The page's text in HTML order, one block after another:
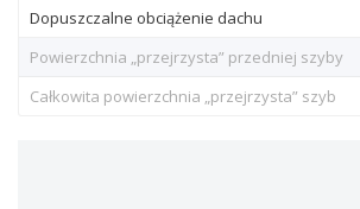
Dopuszczalne obciążenie dachu
Powierzchnia „przejrzysta” przedniej szyby
Całkowita powierzchnia „przejrzysta” szyb